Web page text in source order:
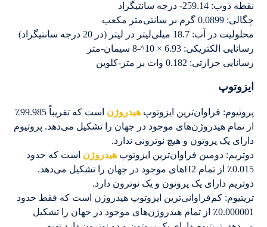
نقطه ذوب: 259.14- درجه سانتیگراد
چگالی: 0.0899 گرم بر سانتی‌متر مکعب
محلولیت در آب: 18.7 میلی‌لیتر در لیتر (در 20 درجه سانتیگراد)
رسانایی الکتریکی: 6.93 × 10^-8 سیمان-متر
رسانایی حرارتی: 0.182 وات بر متر-کلوین
ایزوتوپ‌
پروتیوم: فراوان‌ترین ایزوتوپهیدروژن
است که تقریباً 99.985٪
از تمام هیدروژن‌های موجود در جهان را تشکیل می‌دهد. پروتیوم
دارای یک پروتون و هیچ نوترونی ندارد.
دوتریم: دومین فراوان‌ترین ایزوتوپهیدروژن است که حدود
0.015٪ از تمام H2‌های موجود در جهان را تشکیل می‌دهد.
دوتریم دارای یک پروتون و یک نوترون دارد.
تریتیوم: کم‌فراوانی‌ترین ایزوتوپ هیدروژن است که فقط حدود
0.000001٪ از تمام هیدروژن‌های موجود در جهان را تشکیل